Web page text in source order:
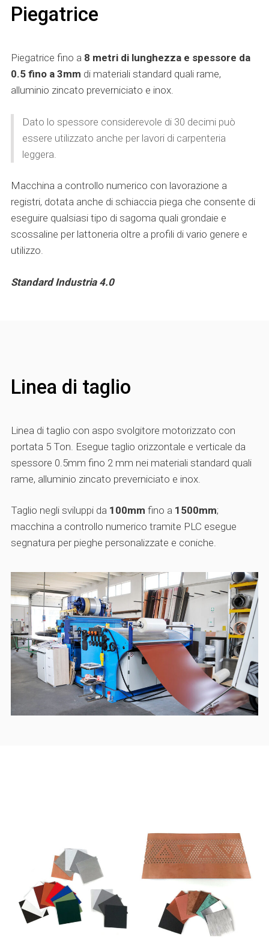
Piegatrice
Piegatrice fino a 8 metri di lunghezza e spessore da
0.5 fino a 3mm di materiali standard quali rame,
alluminio zincato preverniciato e inox.
Dato lo spessore considerevole di 30 decimi può
essere utilizzato anche per lavori di carpenteria
leggera.
Macchina a controllo numerico con lavorazione a
registri, dotata anche di schiaccia piega che consente di
eseguire qualsiasi tipo di sagoma quali grondaie e
scossaline per lattoneria oltre a profili di vario genere e
utilizzo.
Standard Industria 4.0
Linea di taglio
Linea di taglio con aspo svolgitore motorizzato con
portata 5 Ton. Esegue taglio orizzontale e verticale da
spessore 0.5mm fino 2 mm nei materiali standard quali
rame, alluminio zincato preverniciato e inox.
Taglio negli sviluppi da 100mm fino a 1500mm;
macchina a controllo numerico tramite PLC esegue
segnatura per pieghe personalizzate e coniche.